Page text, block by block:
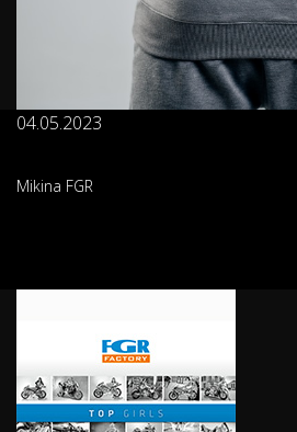
04.05.2023
Mikina FGR